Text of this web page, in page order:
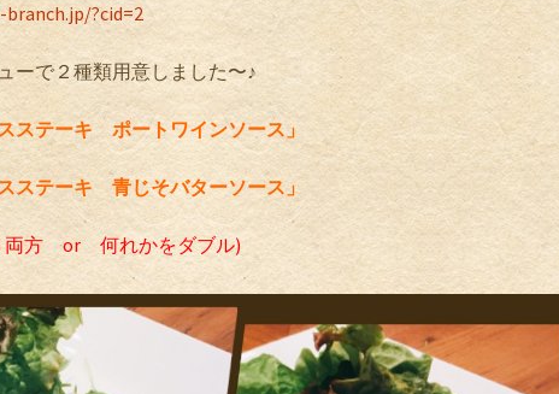
?cid=2
ーで２種類用意しました〜♪
ステーキ ポートワインソース」
ステーキ 青じそバターソース」
両方 or 何れかをダブル)